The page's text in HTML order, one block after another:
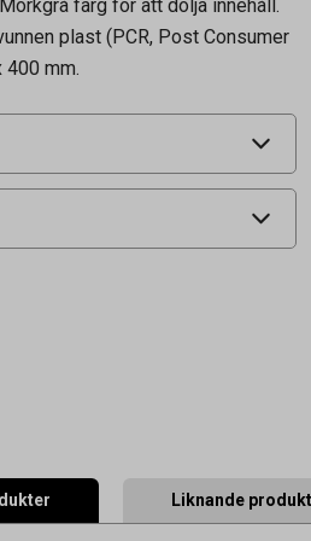
färg för att dölja innehåll.
plast (PCR, Post Consumer
400 mm.
170 mm
Liknande